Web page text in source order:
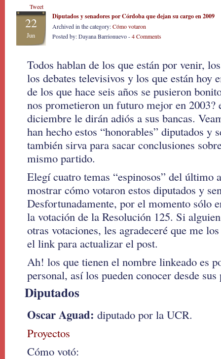
Tweet
22
Jun
Diputados y senadores por Córdoba que dejan su cargo en 2009
Archived in the category:Cómo votaron
Posted by: Dayana Barrionuevo -4 Comments
Todos hablan de los que están por venir,
los debates televisivos y los que están hoy
de los que hace seis años se pusieron
nos prometieron un futuro mejor en 2003?
diciembre le dirán adiós a sus bancas.
han hecho estos “honorables” diputados y
también sirva para sacar conclusiones
mismo partido.
Elegí cuatro temas “espinosos” del último
mostrar cómo votaron estos diputados y
Desfortunadamente, por el momento sólo
la votación de la Resolución 125. Si
otras votaciones, les agradeceré que me
el link para actualizar el post.
Ah! los que tienen el nombre linkeado es
personal, así los pueden conocer desde
Diputados
Oscar Aguad: diputado por la UCR.
Proyectos
Cómo votó: